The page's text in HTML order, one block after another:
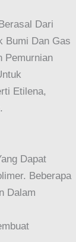
Dari
Bumi Dan Gas
Pemurnian
Etilena,
Dapat
Beberapa
Dalam